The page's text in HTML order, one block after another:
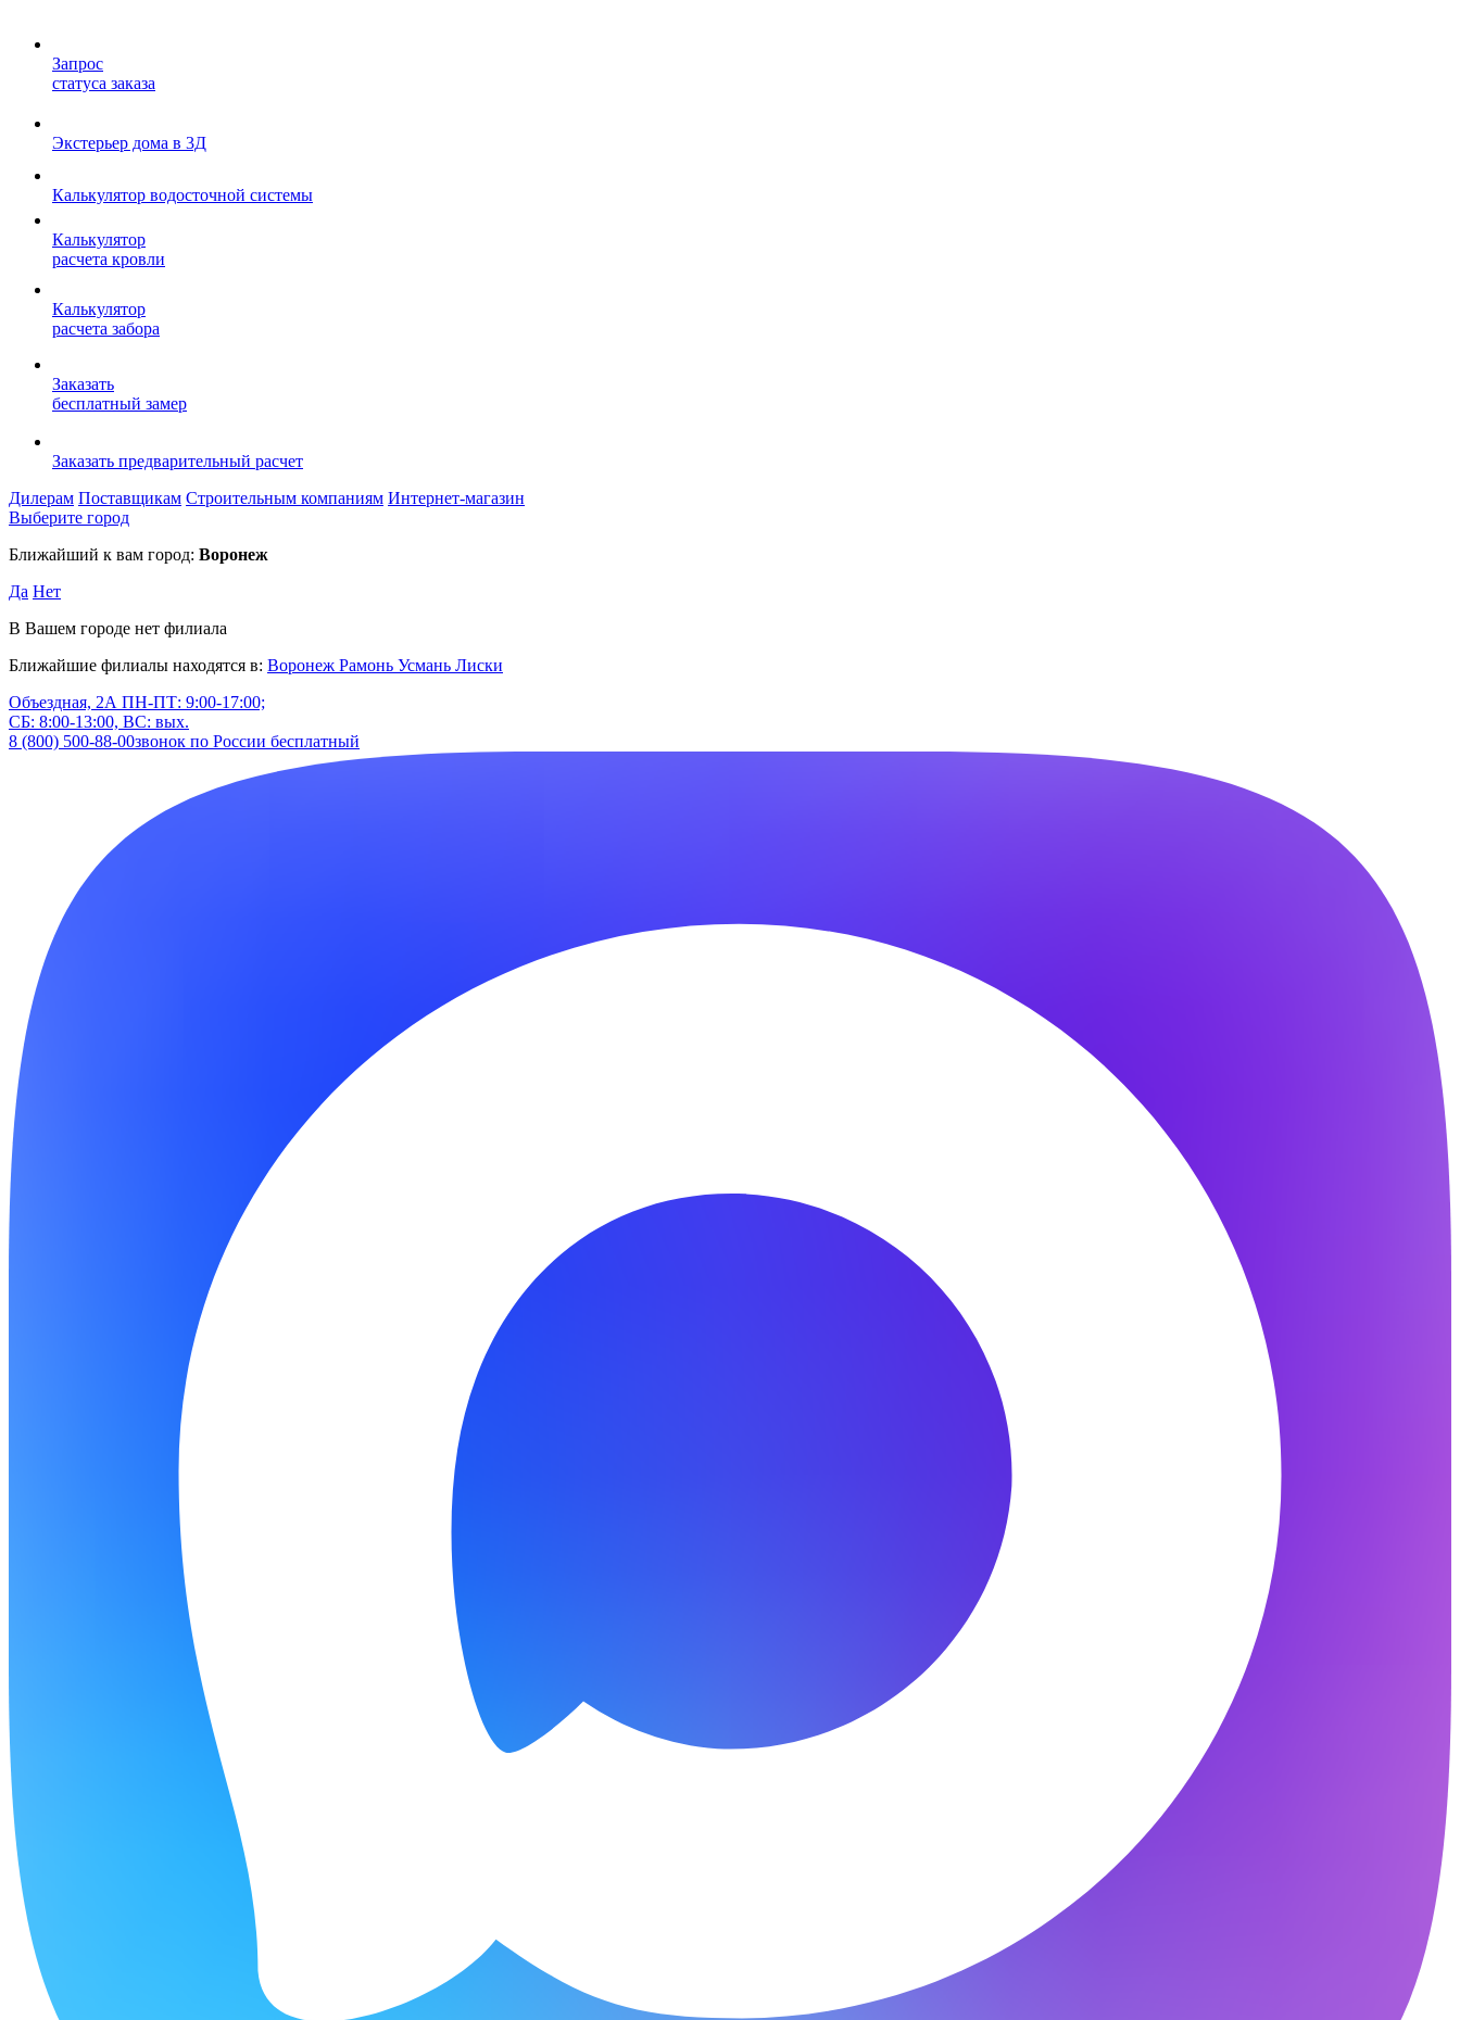
Запрос
статуса заказа
Экстерьер дома в 3Д
Калькулятор водосточной системы
Калькулятор
расчета кровли
Калькулятор
расчета забора
Заказать
бесплатный замер
Заказать предварительный расчет
Дилерам Поставщикам Строительным компаниям Интернет-магазин
Выберите город
Ближайший к вам город: Воронеж
Да Нет
В Вашем городе нет филиала
Ближайшие филиалы находятся в: Воронеж Рамонь Усмань Лиски
Объездная, 2А ПН-ПТ: 9:00-17:00;
СБ: 8:00-13:00, ВС: вых.
8 (800) 500-88-00звонок по России бесплатный